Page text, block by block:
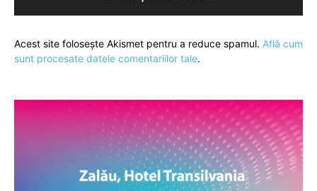
Acest site folosește Akismet pentru a reduce spamul. Află cum
sunt procesate datele comentariilor tale.